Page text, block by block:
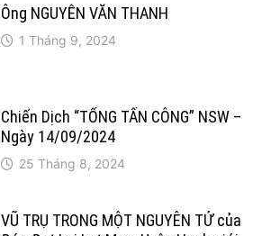
Ông NGUYỄN VĂN THANH
1 Tháng 9, 2024
Chiến Dịch “TỔNG TẤN CÔNG” NSW –
Ngày 14/09/2024
25 Tháng 8, 2024
VŨ TRỤ TRONG MỘT NGUYÊN TỬ của